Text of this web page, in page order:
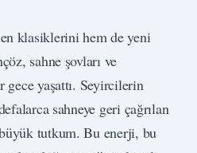
klasiklerini hem de yeni
sahne şovları ve
gece yaşattı. Seyircilerin
sahneye geri çağrılan
tutkum. Bu enerji, bu